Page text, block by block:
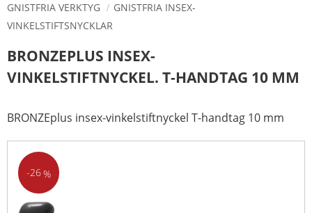
GNISTFRIA VERKTYG
GNISTFRIA INSEX-
VINKELSTIFTSNYCKLAR
BRONZEPLUS INSEX-
VINKELSTIFTNYCKEL. T-HANDTAG 10 MM
BRONZEplus insex-vinkelstiftnyckel T-handtag 10 mm
26%